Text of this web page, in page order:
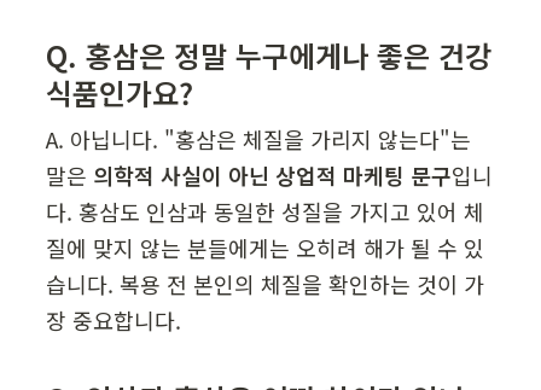
Q. 홍삼은 정말 누구에게나 좋은 건강
식품인가요?
A. 아닙니다. "홍삼은 체질을 가리지 않는다"는
말은 의학적 사실이 아닌 상업적 마케팅 문구입니
다. 홍삼도 인삼과 동일한 성질을 가지고 있어 체
질에 맞지 않는 분들에게는 오히려 해가 될 수 있
습니다. 복용 전 본인의 체질을 확인하는 것이 가
장 중요합니다.